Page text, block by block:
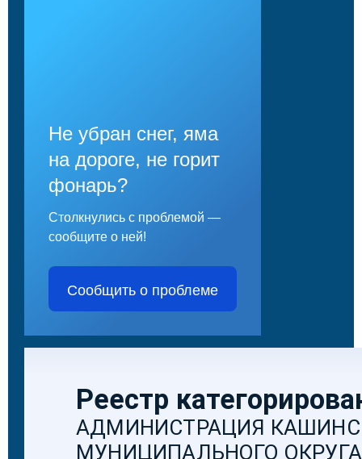
Не убран снег, яма
на дороге, не горит
фонарь?
Столкнулись с проблемой —
сообщите о ней!
Сообщить о проблеме